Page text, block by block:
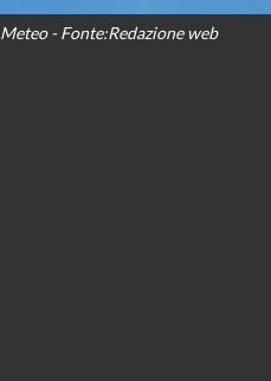
Meteo - Fonte:Redazione web